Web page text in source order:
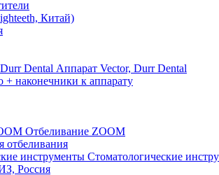
Китай)
Аппарат Vector, Durr Dental
+ наконечники к аппарату
Отбеливание ZOOM
отбеливания
Стоматологические
Россия